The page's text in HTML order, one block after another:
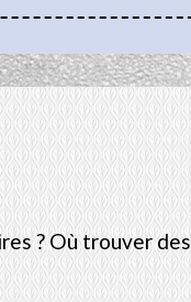
? Où trouver des